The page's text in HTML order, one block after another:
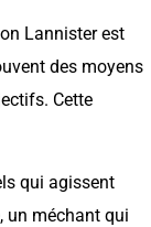
Lannister est
des moyens
Cette
qui agissent
un méchant qui